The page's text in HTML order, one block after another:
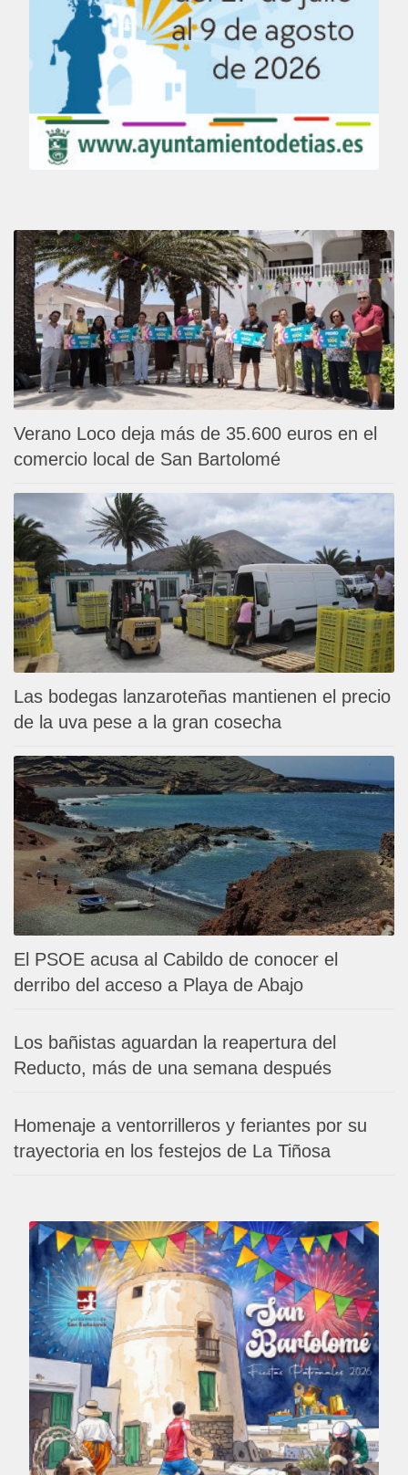
Verano Loco deja más de 35.600 euros en el
comercio local de San Bartolomé
Las bodegas lanzaroteñas mantienen el precio
de la uva pese a la gran cosecha
El PSOE acusa al Cabildo de conocer el
derribo del acceso a Playa de Abajo
Los bañistas aguardan la reapertura del
Reducto, más de una semana después
Homenaje a ventorrilleros y feriantes por su
trayectoria en los festejos de La Tiñosa